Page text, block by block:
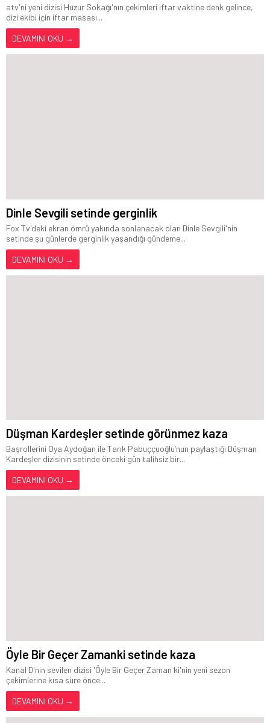
atv'ni yeni dizisi Huzur Sokağı'nın çekimleri iftar vaktine denk gelince,
dizi ekibi için iftar masası...
DEVAMINI OKU →
Dinle Sevgili setinde gerginlik
Fox Tv'deki ekran ömrü yakında sonlanacak olan Dinle Sevgili'nin
setinde şu günlerde gerginlik yaşandığı gündeme...
DEVAMINI OKU →
Düşman Kardeşler setinde görünmez kaza
Başrollerini Oya Aydoğan ile Tarık Pabuççuoğlu’nun paylaştığı Düşman
Kardeşler dizisinin setinde önceki gün talihsiz bir...
DEVAMINI OKU →
Öyle Bir Geçer Zamanki setinde kaza
Kanal D'nin sevilen dizisi 'Öyle Bir Geçer Zaman ki'nin yeni sezon
çekimlerine kısa süre önce...
DEVAMINI OKU →